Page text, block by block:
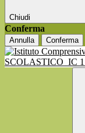
Chiudi
Conferma
Annulla Conferma
SCOLASTICO IC